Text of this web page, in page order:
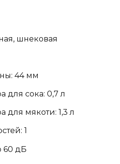
шнековая
44 мм
для сока: 0,7 л
для мякоти: 1,3 л
1
60 дБ